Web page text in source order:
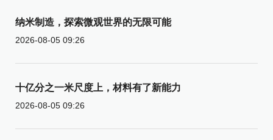
纳米制造，探索微观世界的无限可能
2026-08-05 09:26
十亿分之一米尺度上，材料有了新能力
2026-08-05 09:26